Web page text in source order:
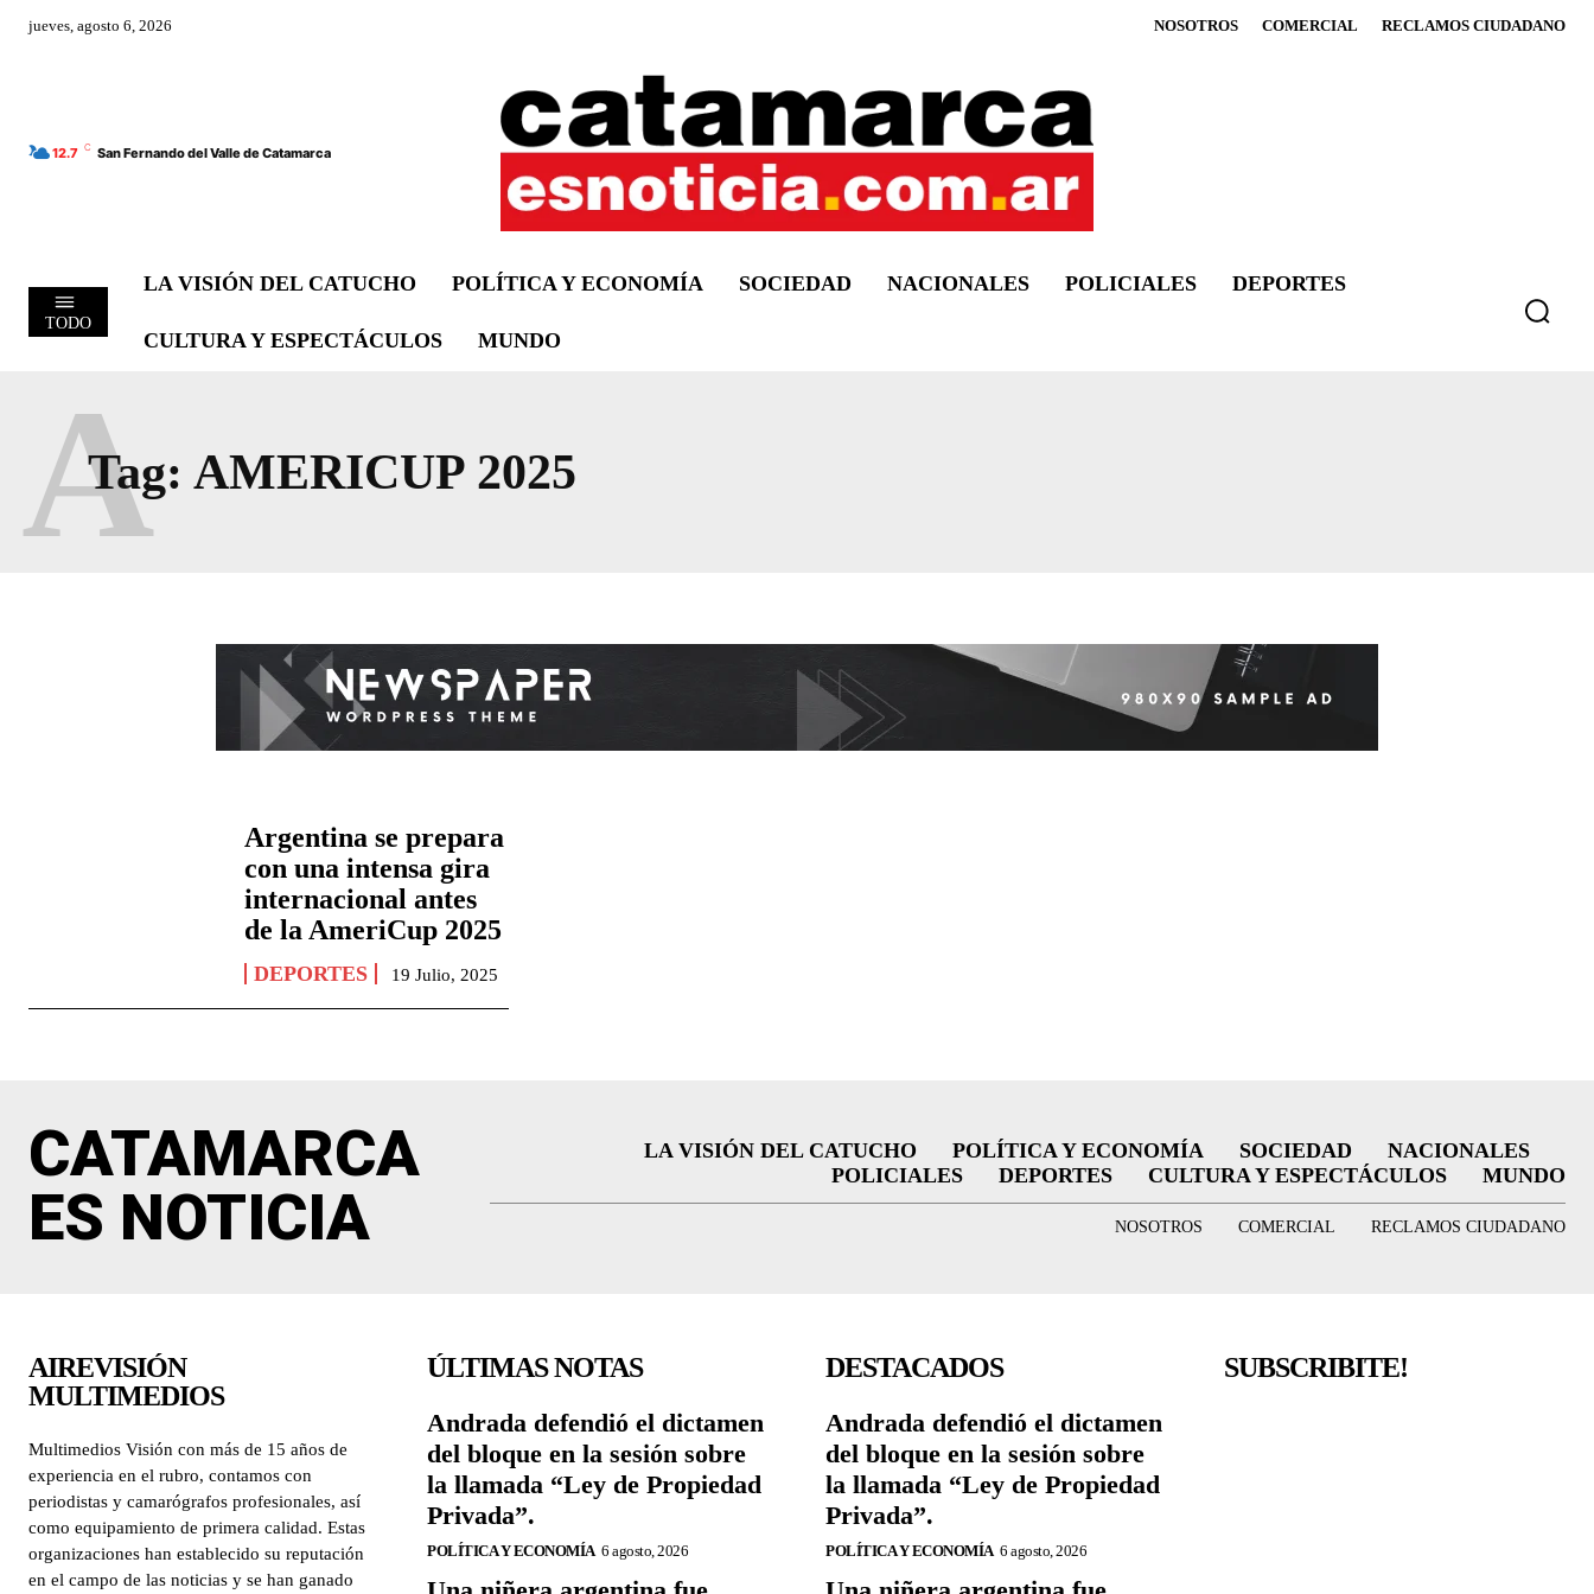
jueves, agosto 6, 2026 NOSOTROS COMERCIAL RECLAMOS CIUDADANO
12.7 C San Fernando del Valle de Catamarca
TODO
LA VISIÓN DEL CATUCHO POLÍTICA Y ECONOMÍA SOCIEDAD NACIONALES POLICIALES DEPORTES
CULTURA Y ESPECTÁCULOS MUNDO
Tag: AMERICUP 2025
A
Argentina se prepara
con una intensa gira
internacional antes
de la AmeriCup 2025
DEPORTES 19 Julio, 2025
CATAMARCA
ES NOTICIA
LA VISIÓN DEL CATUCHO POLÍTICA Y ECONOMÍA SOCIEDAD
NACIONALES
POLICIALES
DEPORTES CULTURA Y ESPECTÁCULOS MUNDO
NOSOTROS COMERCIAL RECLAMOS CIUDADANO
AIREVISIÓN
MULTIMEDIOS
Multimedios Visión con más de 15 años de
experiencia en el rubro, contamos con
periodistas y camarógrafos profesionales, así
como equipamiento de primera calidad. Estas
organizaciones han establecido su reputación
en el campo de las noticias y se han ganado
ÚLTIMAS NOTAS
Andrada defendió el dictamen
del bloque en la sesión sobre
la llamada “Ley de Propiedad
Privada”.
POLÍTICA Y ECONOMÍA 6 agosto, 2026
DESTACADOS
Andrada defendió el dictamen
del bloque en la sesión sobre
la llamada “Ley de Propiedad
Privada”.
POLÍTICA Y ECONOMÍA 6 agosto, 2026
SUBSCRIBITE!